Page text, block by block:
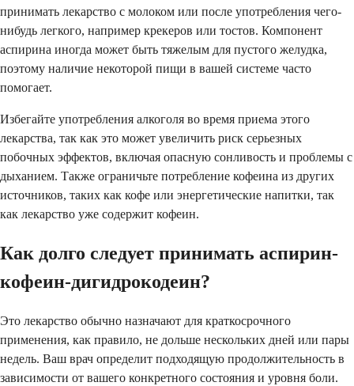
принимать лекарство с молоком или после употребления чего-
нибудь легкого, например крекеров или тостов. Компонент
аспирина иногда может быть тяжелым для пустого желудка,
поэтому наличие некоторой пищи в вашей системе часто
помогает.
Избегайте употребления алкоголя во время приема этого
лекарства, так как это может увеличить риск серьезных
побочных эффектов, включая опасную сонливость и проблемы с
дыханием. Также ограничьте потребление кофеина из других
источников, таких как кофе или энергетические напитки, так
как лекарство уже содержит кофеин.
Как долго следует принимать аспирин-
кофеин-дигидрокодеин?
Это лекарство обычно назначают для краткосрочного
применения, как правило, не дольше нескольких дней или пары
недель. Ваш врач определит подходящую продолжительность в
зависимости от вашего конкретного состояния и уровня боли.